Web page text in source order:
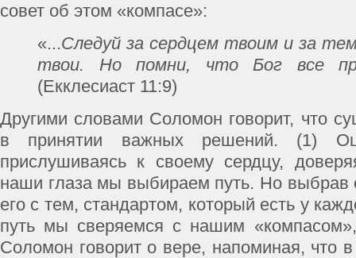
совет об этом «компасе»:
«...Следуй за сердцем твоим и за
твои. Но помни, что Бог все
(Екклесиаст 11:9)
Другими словами Соломон говорит, что
в принятии важных решений. (1)
прислушиваясь к своему сердцу,
наши глаза мы выбираем путь. Но выбрав
его с тем, стандартом, который есть у
путь мы сверяемся с нашим
Соломон говорит о вере, напоминая, что